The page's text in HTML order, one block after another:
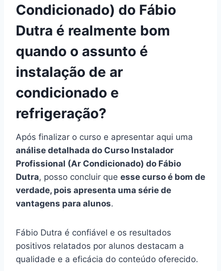
Condicionado) do Fábio
Dutra é realmente bom
quando o assunto é
instalação de ar
condicionado e
refrigeração?
Após finalizar o curso e apresentar aqui uma
análise detalhada do Curso Instalador
Profissional (Ar Condicionado) do Fábio
Dutra, posso concluir que esse curso é bom de
verdade, pois apresenta uma série de
vantagens para alunos.
Fábio Dutra é confiável e os resultados
positivos relatados por alunos destacam a
qualidade e a eficácia do conteúdo oferecido.